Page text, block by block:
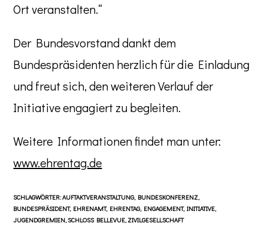
Ort veranstalten.“
Der Bundesvorstand dankt dem
Bundespräsidenten herzlich für die Einladung
und freut sich, den weiteren Verlauf der
Initiative engagiert zu begleiten.
Weitere Informationen findet man unter:
www.ehrentag.de
SCHLAGWÖRTER:AUFTAKTVERANSTALTUNG, BUNDESKONFERENZ,
BUNDESPRÄSIDENT, EHRENAMT, EHRENTAG, ENGAGEMENT, INITIATIVE,
JUGENDGREMIEN,SCHLOSS BELLEVUE, ZIVILGESELLSCHAFT